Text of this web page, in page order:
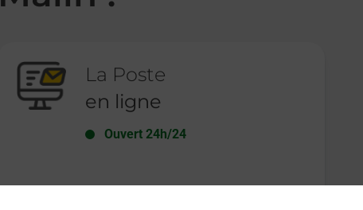
La Poste
en ligne
Ouvert 24h/24